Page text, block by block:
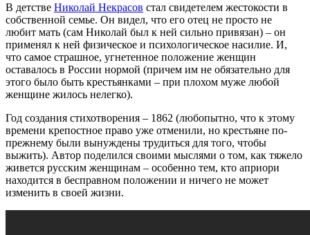
В детстве Николай Некрасов стал свидетелем жестокости в
собственной семье. Он видел, что его отец не просто не
любит мать (сам Николай был к ней сильно привязан) – он
применял к ней физическое и психологическое насилие. И,
что самое страшное, угнетенное положение женщин
оставалось в России нормой (причем им не обязательно для
этого было быть крестьянками – при плохом муже любой
женщине жилось нелегко).
Год создания стихотворения – 1862 (любопытно, что к этому
времени крепостное право уже отменили, но крестьяне по-
прежнему были вынуждены трудиться для того, чтобы
выжить). Автор поделился своими мыслями о том, как тяжело
живется русским женщинам – особенно тем, кто априори
находится в бесправном положении и ничего не может
изменить в своей жизни.